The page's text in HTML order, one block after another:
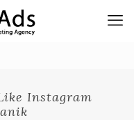
Instagram